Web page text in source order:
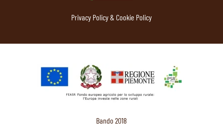
Privacy Policy & Cookie Policy
Bando 2018